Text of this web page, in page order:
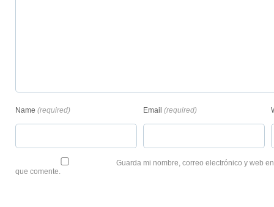
Name (required) Email (required)
Guarda mi nombre, correo electrónico y web
que comente.